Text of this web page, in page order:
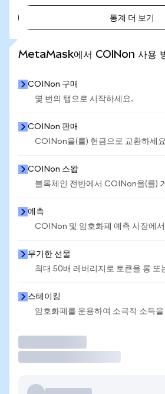
통계 더 보기
MetaMask에서 COINon 사용
COINon 구매
몇 번의 탭으로 시작하세요.
COINon 판매
COINon을(를) 현금으로 교환하세
COINon 스왑
블록체인 전반에서 COINon을(를)
예측
COINon 및 암호화폐 예측 시장에
무기한 선물
최대 50배 레버리지로 토큰을 롱 또
스테이킹
암호화폐를 운용하여 소극적 소득